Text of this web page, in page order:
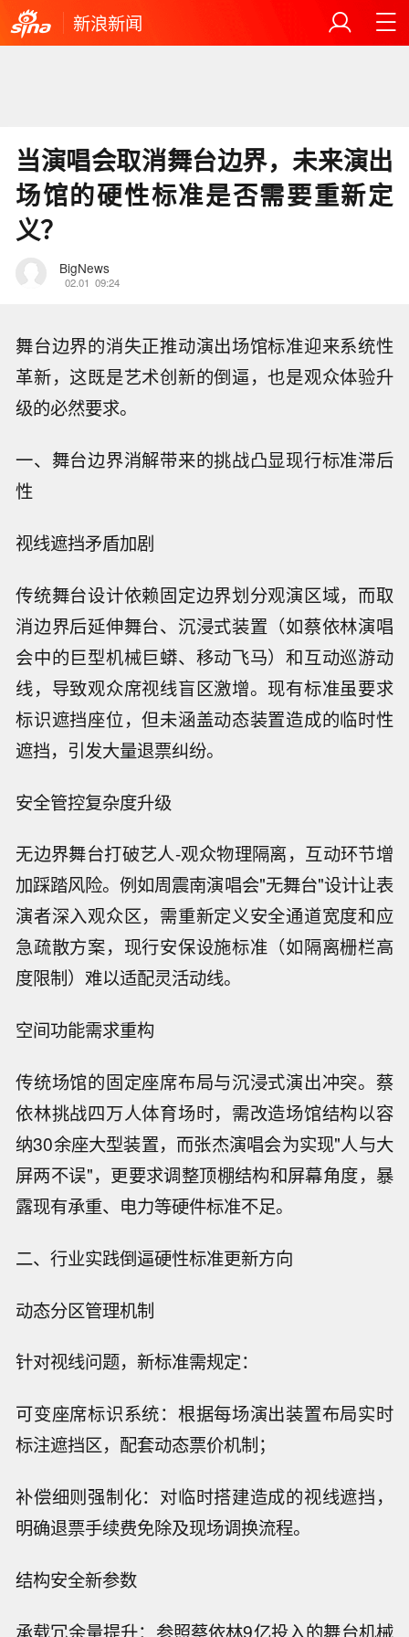
新浪新闻
当演唱会取消舞台边界，未来演出
场馆的硬性标准是否需要重新定
义？
BigNews
02.01 09:24
舞台边界的消失正推动演出场馆标准迎来系统性
革新，这既是艺术创新的倒逼，也是观众体验升
级的必然要求。
一、舞台边界消解带来的挑战凸显现行标准滞后
性
视线遮挡矛盾加剧
传统舞台设计依赖固定边界划分观演区域，而取
消边界后延伸舞台、沉浸式装置（如蔡依林演唱
会中的巨型机械巨蟒、移动飞马）和互动巡游动
线，导致观众席视线盲区激增。现有标准虽要求
标识遮挡座位，但未涵盖动态装置造成的临时性
遮挡，引发大量退票纠纷。
安全管控复杂度升级
无边界舞台打破艺人-观众物理隔离，互动环节增
加踩踏风险。例如周震南演唱会"无舞台"设计让表
演者深入观众区，需重新定义安全通道宽度和应
急疏散方案，现行安保设施标准（如隔离栅栏高
度限制）难以适配灵活动线。
空间功能需求重构
传统场馆的固定座席布局与沉浸式演出冲突。蔡
依林挑战四万人体育场时，需改造场馆结构以容
纳30余座大型装置，而张杰演唱会为实现"人与大
屏两不误"，更要求调整顶棚结构和屏幕角度，暴
露现有承重、电力等硬件标准不足。
二、行业实践倒逼硬性标准更新方向
动态分区管理机制
针对视线问题，新标准需规定：
可变座席标识系统：根据每场演出装置布局实时
标注遮挡区，配套动态票价机制；
补偿细则强制化：对临时搭建造成的视线遮挡，
明确退票手续费免除及现场调换流程。
结构安全新参数
承载冗余量提升：参照蔡依林9亿投入的舞台机械